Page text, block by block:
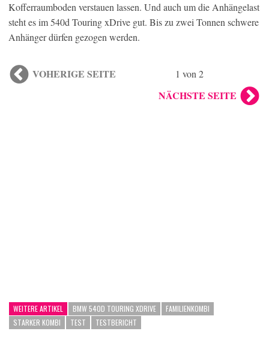
Kofferraumboden verstauen lassen. Und auch um die Anhängelast
steht es im 540d Touring xDrive gut. Bis zu zwei Tonnen schwere
Anhänger dürfen gezogen werden.
VOHERIGE SEITE 1 von 2
NÄCHSTE SEITE
WEITERE ARTIKEL BMW 540D TOURING XDRIVE
FAMILIENKOMBI
STARKER KOMBI
TEST TESTBERICHT